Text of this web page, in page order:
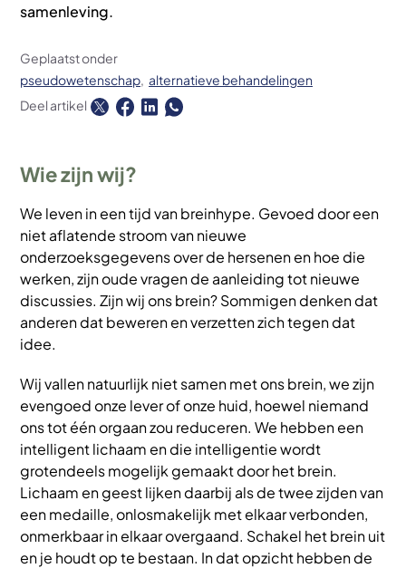
samenleving.
Geplaatst onder
pseudowetenschap alternatieve behandelingen
Deel artikel
Wie zijn wij?
We leven in een tijd van breinhype. Gevoed door een
niet aflatende stroom van nieuwe
onderzoeksgegevens over de hersenen en hoe die
werken, zijn oude vragen de aanleiding tot nieuwe
discussies. Zijn wij ons brein? Sommigen denken dat
anderen dat beweren en verzetten zich tegen dat
idee.
Wij vallen natuurlijk niet samen met ons brein, we zijn
evengoed onze lever of onze huid, hoewel niemand
ons tot één orgaan zou reduceren. We hebben een
intelligent lichaam en die intelligentie wordt
grotendeels mogelijk gemaakt door het brein.
Lichaam en geest lijken daarbij als de twee zijden van
een medaille, onlosmakelijk met elkaar verbonden,
onmerkbaar in elkaar overgaand. Schakel het brein uit
en je houdt op te bestaan. In dat opzicht hebben de